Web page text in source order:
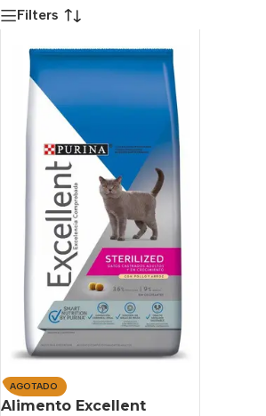
Filters
AGOTADO
Alimento Excellent